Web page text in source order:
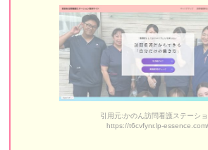
ソイナース（Soi Nurse）
すえひろ訪問看護ステーション
梅の園訪問看護ステーション
引用元:かのん訪問看護ステーシ
https://t6cvfynr.lp-essence.com/